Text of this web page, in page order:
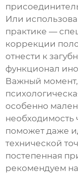
Или
практике —
коррекции
отнести к
функционал
Важный момент,
особенно
необходимость
поможет даже
технической
постепенная
рекомендуем